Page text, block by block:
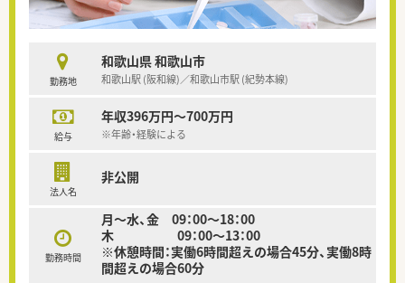
勤務地
和歌山県 和歌山市
和歌山駅 (阪和線)／和歌山市駅 (紀勢本線)
給与
年収396万円～700万円
※年齢・経験による
法人名
非公開
勤務時間
月～水、金 09：00～18：00
木 09：00～13：00
※休憩時間：実働6時間超えの場合45分、実働8時
間超えの場合60分